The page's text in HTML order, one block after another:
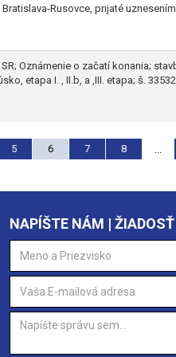
Rusovce, prijaté
Oznámenie o začatí konania;
etapa I. , II.b, a ,III. etapa; š.
5 6 7 8 ...
NAPÍŠTE NÁM |